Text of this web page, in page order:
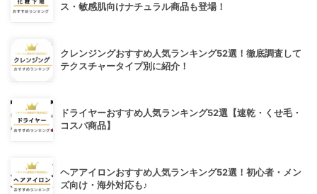
ス・敏感肌向けナチュラル商品も登場！
クレンジングおすすめ人気ランキング52選！徹底調査して
テクスチャータイプ別に紹介！
ドライヤーおすすめ人気ランキング52選【速乾・くせ毛・
コスパ商品】
ヘアアイロンおすすめ人気ランキング52選！初心者・メン
ズ向け・海外対応も♪